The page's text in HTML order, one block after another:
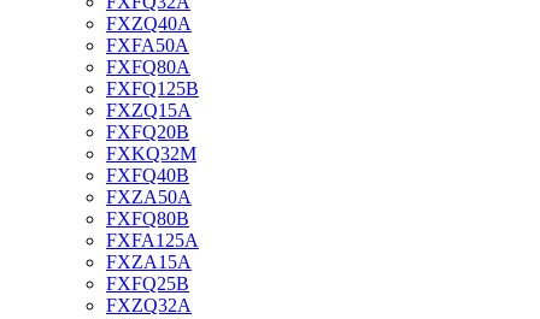
FXZQ40A
FXFA50A
FXFQ80A
FXFQ125B
FXZQ15A
FXFQ20B
FXKQ32M
FXFQ40B
FXZA50A
FXFQ80B
FXFA125A
FXZA15A
FXFQ25B
FXZQ32A